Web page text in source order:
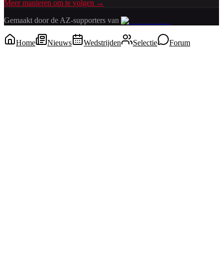
Meer manieren om te volgen →
Gemaakt door de AZ-supporters van
Home Nieuws Wedstrijden Selectie Forum